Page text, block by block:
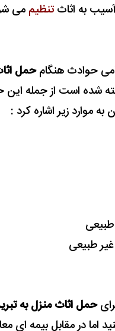
به اثاثتنظیم می
حوادث هنگامحمل
شده است از جمله
به موارد زیر اشاره کرد :
طبیعی
حمل اثاث منزل به
اما در مقابل بیمه ای